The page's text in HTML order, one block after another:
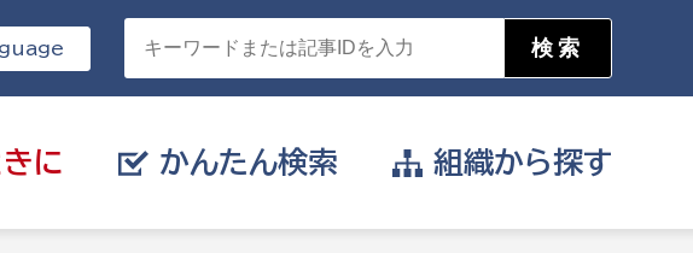
に かんたん検索 組織から探す